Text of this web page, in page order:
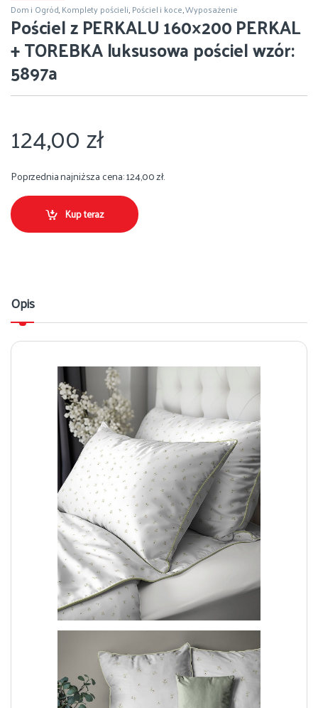
Dom i Ogród,Komplety pościeli,Pościel i koce,Wyposażenie
Pościel z PERKALU 160×200 PERKAL
+ TOREBKA luksusowa pościel wzór:
5897a
124,00zł
Poprzednia najniższa cena:124,00zł.
Kup teraz
Opis